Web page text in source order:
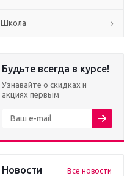
Школа
Будьте всегда в курсе!
Узнавайте о скидках и
акциях первым
Новости Все новости